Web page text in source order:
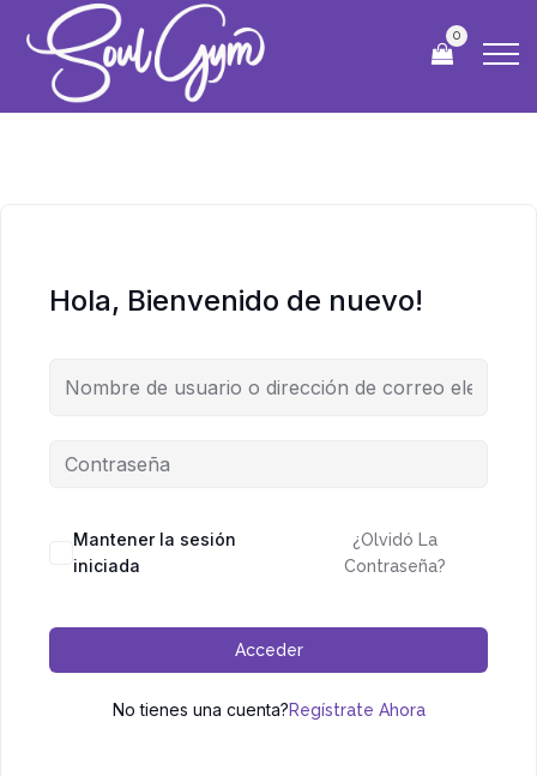
0
Hola, Bienvenido de nuevo!
Mantener la sesión
iniciada
¿Olvidó La
Contraseña?
Acceder
No tienes una cuenta?Regístrate Ahora